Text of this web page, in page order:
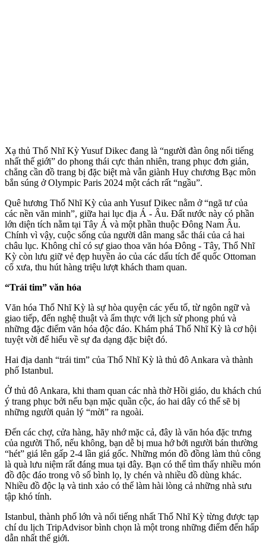
Xạ thủ Thổ Nhĩ Kỳ Yusuf Dikec đang là “người đàn ông nổi tiếng
nhất thế giới” do phong thái cực thản nhiên, trang phục đơn giản,
chẳng cần đồ trang bị đặc biệt mà vẫn giành Huy chương Bạc môn
bắn súng ở Olympic Paris 2024 một cách rất “ngầu”.
Quê hương Thổ Nhĩ Kỳ của anh Yusuf Dikec nằm ở “ngã tư của
các nền văn minh”, giữa hai lục địa Á - Âu. Đất nước này có phần
lớn diện tích nằm tại Tây Á và một phần thuộc Đông Nam Âu.
Chính vì vậy, cuộc sống của người dân mang sắc thái của cả hai
châu lục. Không chỉ có sự giao thoa văn hóa Đông - Tây, Thổ Nhĩ
Kỳ còn lưu giữ vẻ đẹp huyền ảo của các dấu tích đế quốc Ottoman
cổ xưa, thu hút hàng triệu lượt khách tham quan.
“Trái tim” văn hóa
Văn hóa Thổ Nhĩ Kỳ là sự hòa quyện các yếu tố, từ ngôn ngữ và
giao tiếp, đến nghệ thuật và ẩm thực với lịch sử phong phú và
những đặc điểm văn hóa độc đáo. Khám phá Thổ Nhĩ Kỳ là cơ hội
tuyệt vời để hiểu về sự đa dạng đặc biệt đó.
Hai địa danh “trái tim” của Thổ Nhĩ Kỳ là thủ đô Ankara và thành
phố Istanbul.
Ở thủ đô Ankara, khi tham quan các nhà thờ Hồi giáo, du khách chú
ý trang phục bởi nếu bạn mặc quần cộc, áo hai dây có thể sẽ bị
những người quản lý “mời” ra ngoài.
Đến các chợ, cửa hàng, hãy nhớ mặc cả, đây là văn hóa đặc trưng
của người Thổ, nếu không, bạn dễ bị mua hớ bởi người bán thường
“hét” giá lên gấp 2-4 lần giá gốc. Những món đồ đồng làm thủ công
là quà lưu niệm rất đáng mua tại đây. Bạn có thể tìm thấy nhiều món
đồ độc đáo trong vô số bình lọ, ly chén và nhiều đồ dùng khác.
Nhiều đồ độc lạ và tinh xảo có thể làm hài lòng cả những nhà sưu
tập khó tính.
Istanbul, thành phố lớn và nổi tiếng nhất Thổ Nhĩ Kỳ từng được tạp
chí du lịch TripAdvisor bình chọn là một trong những điểm đến hấp
dẫn nhất thế giới.